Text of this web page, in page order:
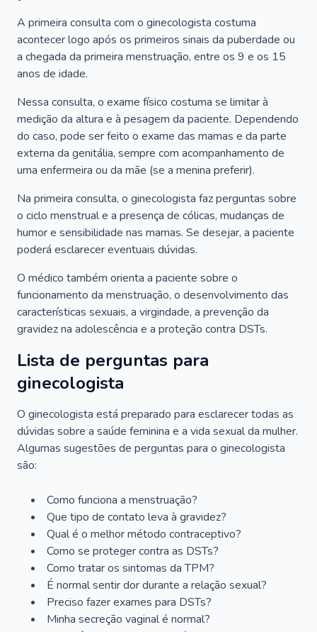
A primeira consulta com o ginecologista costuma
acontecer logo após os primeiros sinais da puberdade ou
a chegada da primeira menstruação, entre os 9 e os 15
anos de idade.
Nessa consulta, o exame físico costuma se limitar à
medição da altura e à pesagem da paciente. Dependendo
do caso, pode ser feito o exame das mamas e da parte
externa da genitália, sempre com acompanhamento de
uma enfermeira ou da mãe (se a menina preferir).
Na primeira consulta, o ginecologista faz perguntas sobre
o ciclo menstrual e a presença de cólicas, mudanças de
humor e sensibilidade nas mamas. Se desejar, a paciente
poderá esclarecer eventuais dúvidas.
O médico também orienta a paciente sobre o
funcionamento da menstruação, o desenvolvimento das
características sexuais, a virgindade, a prevenção da
gravidez na adolescência e a proteção contra DSTs.
Lista de perguntas para
ginecologista
O ginecologista está preparado para esclarecer todas as
dúvidas sobre a saúde feminina e a vida sexual da mulher.
Algumas sugestões de perguntas para o ginecologista
são:
Como funciona a menstruação?
Que tipo de contato leva à gravidez?
Qual é o melhor método contraceptivo?
Como se proteger contra as DSTs?
Como tratar os sintomas da TPM?
É normal sentir dor durante a relação sexual?
Preciso fazer exames para DSTs?
Minha secreção vaginal é normal?